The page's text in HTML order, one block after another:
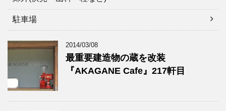
駐車場
2014/03/08
最重要建造物の蔵を改装
『AKAGANE Cafe』217軒目